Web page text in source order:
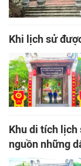
Khi lịch sử
Khu di tích lịch
nguồn những